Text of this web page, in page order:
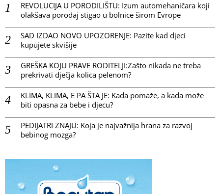
REVOLUCIJA U PORODILIŠTU: Izum automehaničara koji
olakšava porođaj stigao u bolnice širom Evrope
SAD IZDAO NOVO UPOZORENJE: Pazite kad djeci
kupujete skvišije
GREŠKA KOJU PRAVE RODITELJI:Zašto nikada ne treba
prekrivati dječja kolica pelenom?
KLIMA, KLIMA, E PA ŠTA JE: Kada pomaže, a kada može
biti opasna za bebe i djecu?
PEDIJATRI ZNAJU: Koja je najvažnija hrana za razvoj
bebinog mozga?